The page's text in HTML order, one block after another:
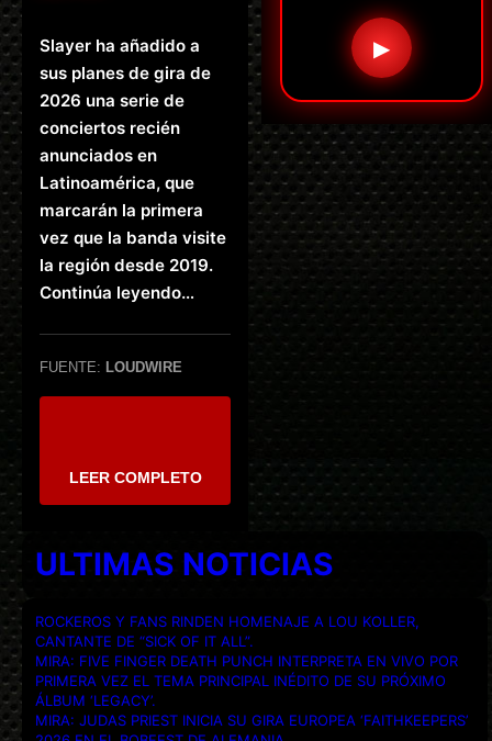
Slayer ha añadido a
sus planes de gira de
2026 una serie de
conciertos recién
anunciados en
Latinoamérica, que
marcarán la primera
vez que la banda visite
la región desde 2019.
Continúa leyendo…
FUENTE: LOUDWIRE
LEER COMPLETO
▶
ULTIMAS NOTICIAS
ROCKEROS Y FANS RINDEN HOMENAJE A LOU KOLLER,
CANTANTE DE “SICK OF IT ALL”.
MIRA: FIVE FINGER DEATH PUNCH INTERPRETA EN VIVO POR
PRIMERA VEZ EL TEMA PRINCIPAL INÉDITO DE SU PRÓXIMO
ÁLBUM ‘LEGACY’.
MIRA: JUDAS PRIEST INICIA SU GIRA EUROPEA ‘FAITHKEEPERS’